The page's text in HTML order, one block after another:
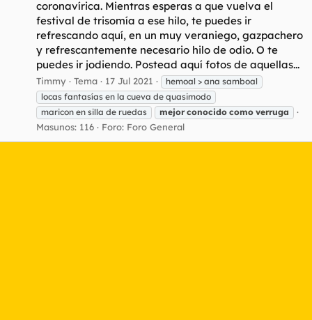
coronavírica. Mientras esperas a que vuelva el
festival de trisomía a ese hilo, te puedes ir
refrescando aquí, en un muy veraniego, gazpachero
y refrescantemente necesario hilo de odio. O te
puedes ir jodiendo. Postead aquí fotos de aquellas...
Timmy Tema 17 Jul 2021
hemoal > ana samboal
locas fantasías en la cueva de quasimodo
maricon en silla de ruedas
mejor conocido como verruga
Masunos: 116 Foro: Foro General